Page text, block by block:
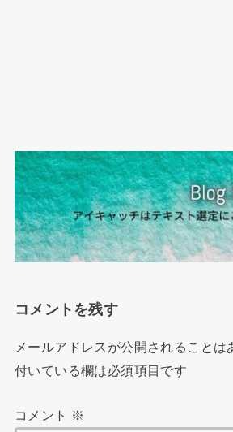
コメントを残す
メールアドレスが公開されることは
付いている欄は必須項目です
コメント ※